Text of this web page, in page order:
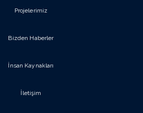
Projelerimiz
Bizden Haberler
İnsan Kaynakları
İletişim